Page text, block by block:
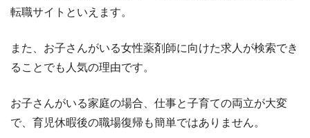
転職サイトといえます。
また、お子さんがいる女性薬剤師に向けた求人が検索でき
ることでも人気の理由です。
お子さんがいる家庭の場合、仕事と子育ての両立が大変
で、育児休暇後の職場復帰も簡単ではありません。